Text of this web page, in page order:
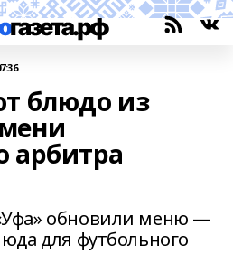
блюдо из
арбитра
обновили меню —
для футбольного